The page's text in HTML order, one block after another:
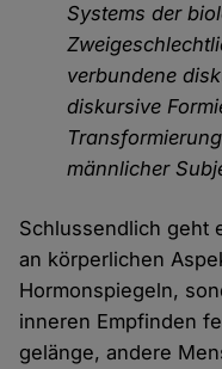
Systems der
verbundene
diskursive
männlicher
Schlussendlich geht
an körperlichen
Hormonspiegeln,
inneren Empfinden
gelänge, andere